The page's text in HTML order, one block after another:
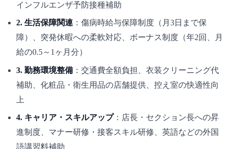
インフルエンザ予防接種補助
2. 生活保障関連 ：傷病時給与保障制度（月3日まで保
障）、突発休暇への柔軟対応、ボーナス制度（年2回、月
給の0.5～1ヶ月分）
3. 勤務環境整備 ：交通費全額負担、衣装クリーニング代
補助、化粧品・衛生用品の店舗提供、控え室の快適性向
上
4. キャリア・スキルアップ：店長・セクション長への昇
進制度、マナー研修・接客スキル研修、英語などの外国
語講習料補助